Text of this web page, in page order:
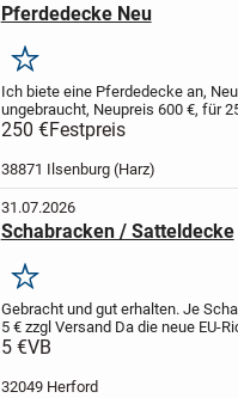
Pferdedecke Neu
Merken
Ich biete eine Pferdedecke an, Neu
ungebraucht, Neupreis 600 €, für
€,Versand möglich, + Porto
250 €Festpreis
38871 Ilsenburg (Harz)
31.07.2026
Schabracken / Satteldecke
Merken
Gebracht und gut erhalten. Je
5 € zzgl Versand Da die neue EU-
jetzt 1 Jahr Gewährleistung auch für
Verkäufer es nicht ausschließt...
5 €VB
32049 Herford